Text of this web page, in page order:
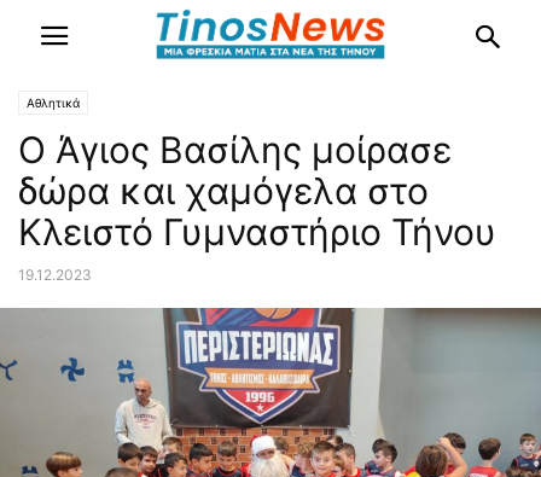
Αθλητικά
Ο Άγιος Βασίλης μοίρασε
δώρα και χαμόγελα στο
Κλειστό Γυμναστήριο Τήνου
19.12.2023